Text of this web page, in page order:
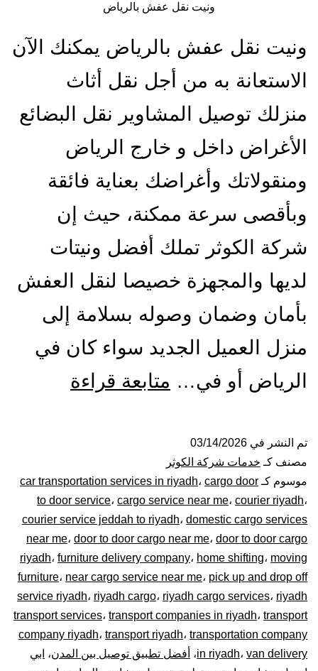
ونيت نقل عفش بالرياض
ونيت نقل عفش بالرياض يمكنك الآن
الاستعانة به من أجل نقل أثاث
منزلك توصيل المشاوير نقل البضائع
الأغراض داخل و خارج الرياض
ومنقولاتك وأغراضك بعناية فائقة
وبأقصى سرعة ممكنة، حيث إن
شركة الكوثر تملك أفضل ونيتات
لديها والمجهزة خصيصا لنقل العفش
بأمان وضمان وصوله بسلامة إلى
منزل العميل الجديد سواء كان في
الرياض أو في… متابعة قراءة
بالرياض|
–
توصيل
نقل
تم النشر في 03/14/2026
مصنف كـ خدمات شركة الكوثر
موسوم كـ
car transportation services in riyadh، cargo door
to door service، cargo service near me، courier riyadh،
courier service jeddah to riyadh، domestic cargo services
near me، door to door cargo near me، door to door cargo
riyadh، furniture delivery company، home shifting، moving
furniture، near cargo service near me، pick up and drop off
service riyadh، riyadh cargo، riyadh cargo services، riyadh
transport services، transport companies in riyadh، transport
company riyadh، transport riyadh، transportation company
in riyadh، van delivery ، أفضل تطبيق توصيل بين المدن، ابي